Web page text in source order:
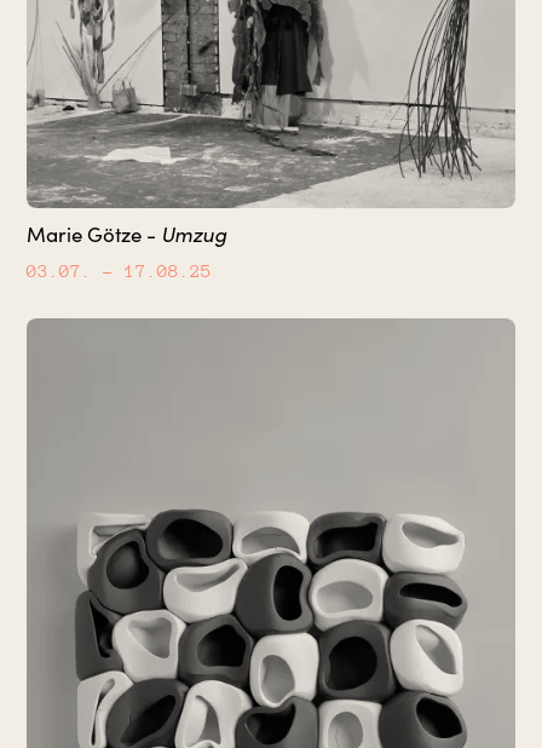
Marie Götze - Umzug
03.07. – 17.08.25